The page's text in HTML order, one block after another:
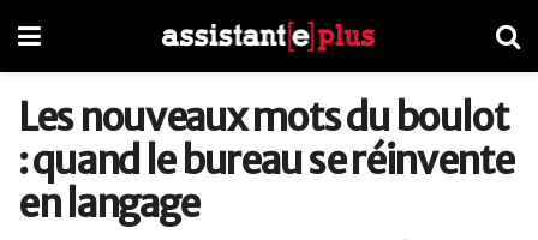
Les nouveaux mots du boulot
: quand le bureau se réinvente
en langage